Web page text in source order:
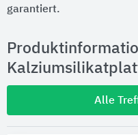
garantiert.
Alle